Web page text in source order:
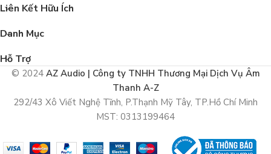
Liên Kết Hữu Ích
Danh Mục
Hỗ Trợ
© 2024 AZ Audio | Công ty TNHH Thương Mại Dịch Vụ Âm
Thanh A-Z
292/43 Xô Viết Nghệ Tĩnh, P.Thạnh Mỹ Tây, TP.Hồ Chí Minh
MST: 0313199464